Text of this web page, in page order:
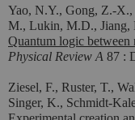
Yao, N.Y., Gong, Z.-
M., Lukin, M.D., Jiang,
Quantum logic between
Physical Review A 87 :
Ziesel, F., Ruster, T.,
Singer, K., Schmidt-